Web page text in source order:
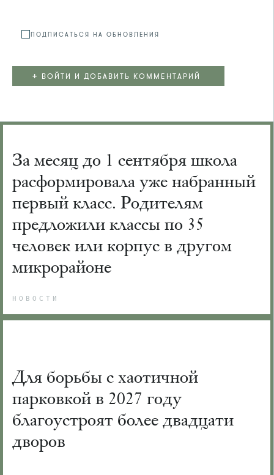
ПОДПИСАТЬСЯ НА ОБНОВЛЕНИЯ
+ ВОЙТИ И ДОБАВИТЬ КОММЕНТАРИЙ
За месяц до 1 сентября школа
расформировала уже набранный
первый класс. Родителям
предложили классы по 35
человек или корпус в другом
микрорайоне
НОВОСТИ
Для борьбы с хаотичной
парковкой в 2027 году
благоустроят более двадцати
дворов